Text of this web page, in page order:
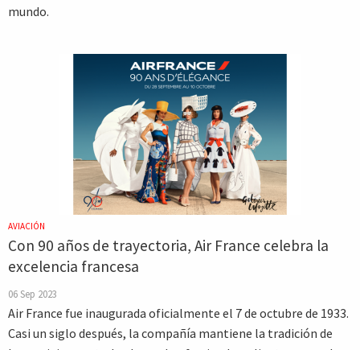
mundo.
AVIACIÓN
Con 90 años de trayectoria, Air France celebra la
excelencia francesa
06 Sep 2023
Air France fue inaugurada oficialmente el 7 de octubre de 1933.
Casi un siglo después, la compañía mantiene la tradición de